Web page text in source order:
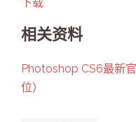
相关资料
Photoshop CS6最新
位）